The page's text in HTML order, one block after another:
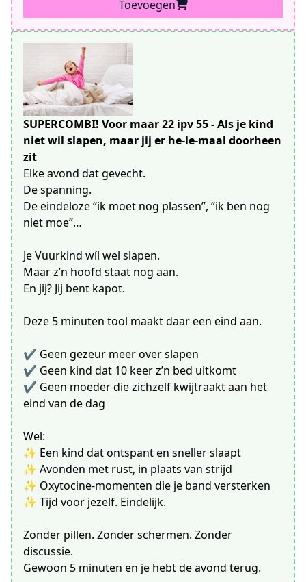
Toevoegen
SUPERCOMBI! Voor maar 22 ipv 55 - Als je kind
niet wil slapen, maar jij er he-le-maal doorheen
zit
Elke avond dat gevecht.
De spanning.
De eindeloze “ik moet nog plassen”, “ik ben nog
niet moe”…
Je Vuurkind wíl wel slapen.
Maar z’n hoofd staat nog aan.
En jij? Jij bent kapot.
Deze 5 minuten tool maakt daar een eind aan.
✔️ Geen gezeur meer over slapen
✔️ Geen kind dat 10 keer z’n bed uitkomt
✔️ Geen moeder die zichzelf kwijtraakt aan het
eind van de dag
Wel:
✨ Een kind dat ontspant en sneller slaapt
✨ Avonden met rust, in plaats van strijd
✨ Oxytocine-momenten die je band versterken
✨ Tijd voor jezelf. Eindelijk.
Zonder pillen. Zonder schermen. Zonder
discussie.
Gewoon 5 minuten en je hebt de avond terug.